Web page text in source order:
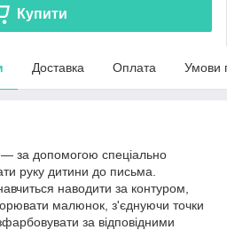
Купити
Доставка Оплата Умови
— за допомогою спеціально
руку дитини до письма.
наводити за контуром,
малюнок, з'єднуючи точки
за відповідними